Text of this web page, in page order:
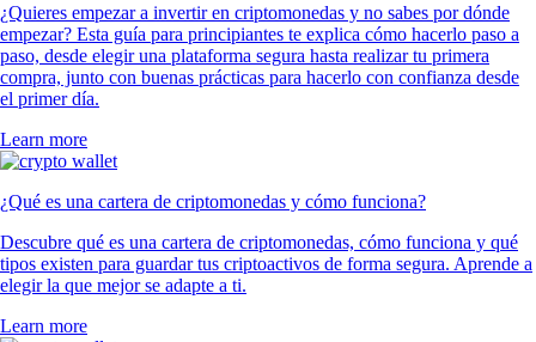
¿Quieres empezar a invertir en criptomonedas y no sabes por dónde
empezar? Esta guía para principiantes te explica cómo hacerlo paso a
paso, desde elegir una plataforma segura hasta realizar tu primera
compra, junto con buenas prácticas para hacerlo con confianza desde
el primer día.
Learn more
¿Qué es una cartera de criptomonedas y cómo funciona?
Descubre qué es una cartera de criptomonedas, cómo funciona y qué
tipos existen para guardar tus criptoactivos de forma segura. Aprende a
elegir la que mejor se adapte a ti.
Learn more